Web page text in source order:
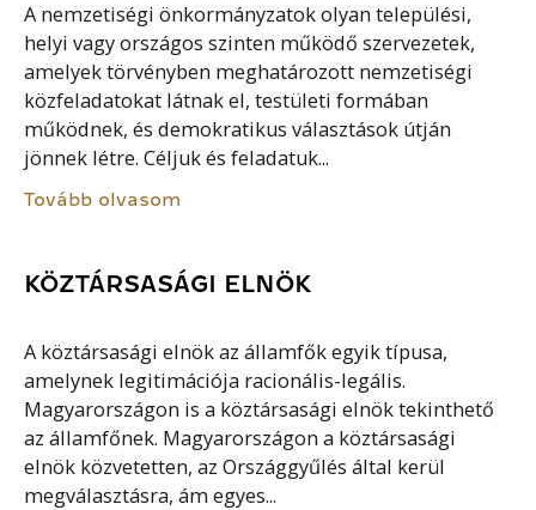
A nemzetiségi önkormányzatok olyan települési,
helyi vagy országos szinten működő szervezetek,
amelyek törvényben meghatározott nemzetiségi
közfeladatokat látnak el, testületi formában
működnek, és demokratikus választások útján
jönnek létre. Céljuk és feladatuk...
Tovább olvasom
KÖZTÁRSASÁGI ELNÖK
A köztársasági elnök az államfők egyik típusa,
amelynek legitimációja racionális-legális.
Magyarországon is a köztársasági elnök tekinthető
az államfőnek. Magyarországon a köztársasági
elnök közvetetten, az Országgyűlés által kerül
megválasztásra, ám egyes...